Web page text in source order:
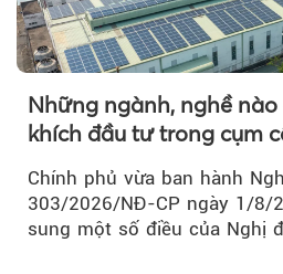
Những ngành, nghề
khích đầu tư trong cụm
Chính phủ vừa ban hành
303/2026/NĐ-CP ngày 1/8/
sung một số điều của Nghị